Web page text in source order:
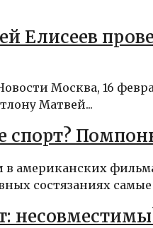
Елисеев
Москва, 16
Матвей...
спорт?
в американских
состязаниях